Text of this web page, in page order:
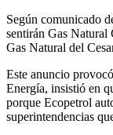
Según comunicado
sentirán Gas Natural
Gas Natural del
Este anuncio
Energía, insistió en
porque Ecopetrol
superintendencias